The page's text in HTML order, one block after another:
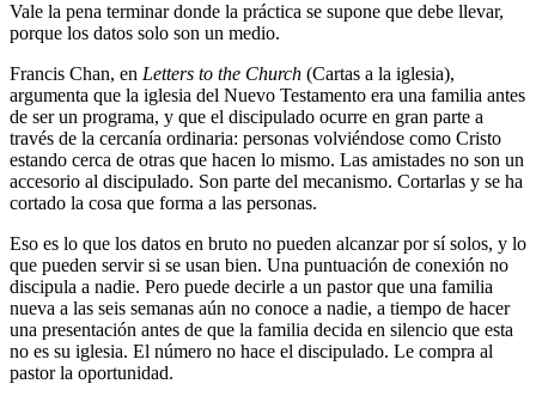
Vale la pena terminar donde la práctica se supone que debe llevar,
porque los datos solo son un medio.
Francis Chan, en Letters to the Church (Cartas a la iglesia),
argumenta que la iglesia del Nuevo Testamento era una familia antes
de ser un programa, y que el discipulado ocurre en gran parte a
través de la cercanía ordinaria: personas volviéndose como Cristo
estando cerca de otras que hacen lo mismo. Las amistades no son un
accesorio al discipulado. Son parte del mecanismo. Cortarlas y se ha
cortado la cosa que forma a las personas.
Eso es lo que los datos en bruto no pueden alcanzar por sí solos, y lo
que pueden servir si se usan bien. Una puntuación de conexión no
discipula a nadie. Pero puede decirle a un pastor que una familia
nueva a las seis semanas aún no conoce a nadie, a tiempo de hacer
una presentación antes de que la familia decida en silencio que esta
no es su iglesia. El número no hace el discipulado. Le compra al
pastor la oportunidad.